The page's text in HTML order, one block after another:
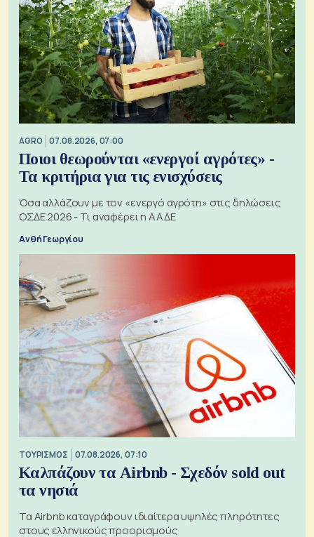
AGRO 07.08.2026, 07:00
Ποιοι θεωρούνται «ενεργοί αγρότες» -
Τα κριτήρια για τις ενισχύσεις
Όσα αλλάζουν με τον «ενεργό αγρότη» στις δηλώσεις
ΟΣΔΕ 2026 - Τι αναφέρει η ΑΑΔΕ
Ανθή Γεωργίου
ΤΟΥΡΙΣΜΟΣ 07.08.2026, 07:10
Καλπάζουν τα Airbnb - Σχεδόν sold out
τα νησιά
Τα Airbnb καταγράφουν ιδιαίτερα υψηλές πληρότητες
στους ελληνικούς προορισμούς